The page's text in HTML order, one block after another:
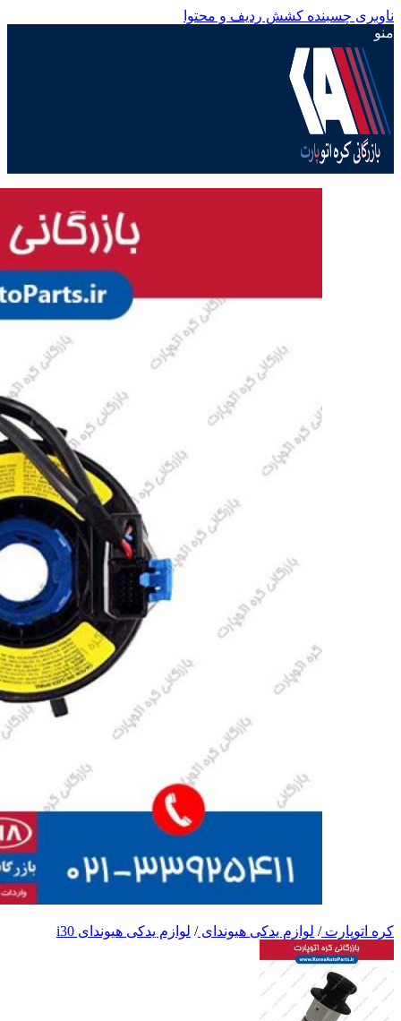
ناوبری چسبنده کشش ردیف و محتوا
منو
کره اتوپارت/ لوازم یدکی هیوندای/ لوازم یدکی هیوندای i30